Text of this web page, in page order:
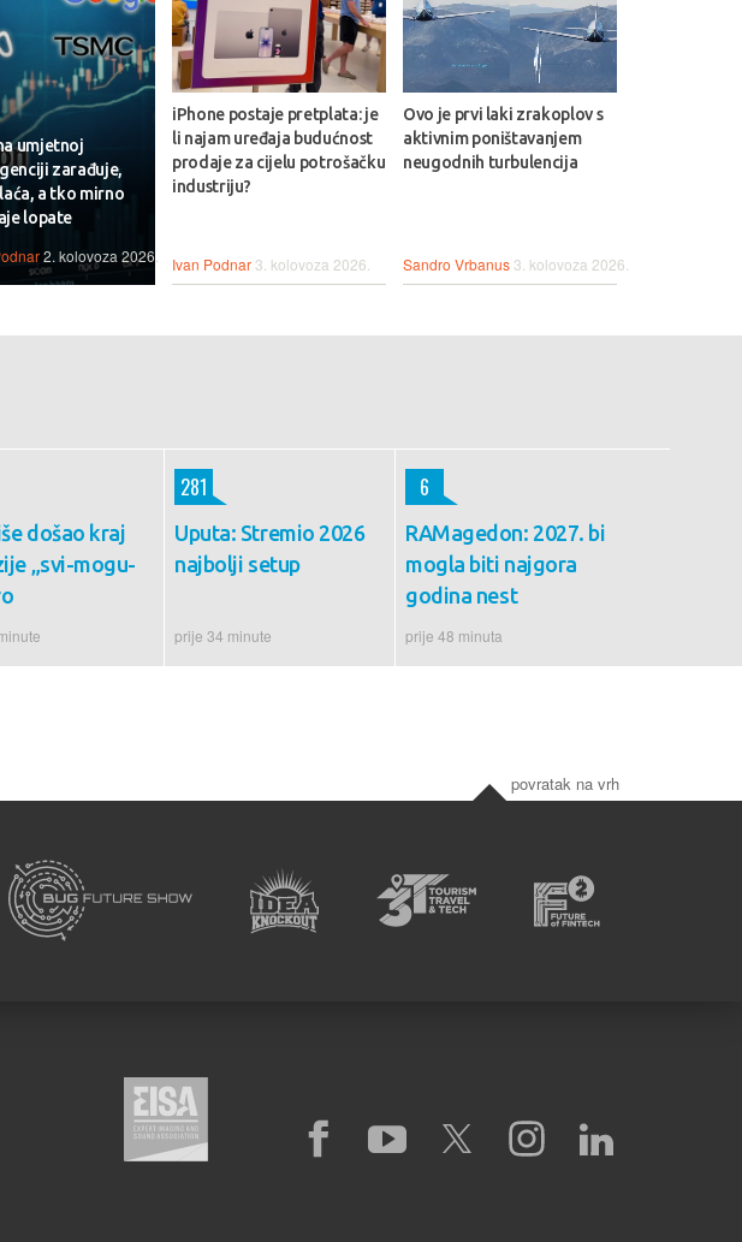
umjetnoj
zarađuje,
a tko mirno
lopate
2. kolovoza 2026.
iPhone postaje pretplata: je
li najam uređaja budućnost
prodaje za cijelu potrošačku
industriju?
Ivan Podnar 3. kolovoza 2026.
Ovo je prvi laki zrakoplov s
aktivnim poništavanjem
neugodnih turbulencija
Sandro Vrbanus 3. kolovoza 2026.
došao kraj
„svi-mogu-
Uputa: Stremio 2026
najbolji setup
prije 34 minute
281
RAMagedon: 2027. bi
mogla biti najgora
godina nest
prije 48 minuta
6
povratak na vrh